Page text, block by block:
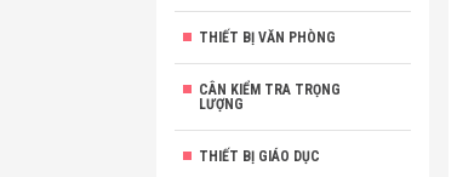
THIẾT BỊ VĂN PHÒNG
CÂN KIỂM TRA TRỌNG
LƯỢNG
THIẾT BỊ GIÁO DỤC